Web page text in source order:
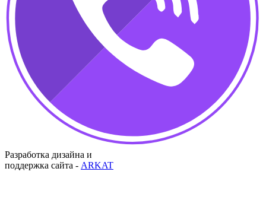
Разработка дизайна и
поддержка сайта - ARKAT